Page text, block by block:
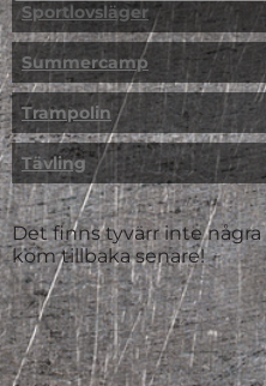
Sportlovsläger
Summercamp
Trampolin
Tävling
Det finns tyvärr inte
kom tillbaka senare!